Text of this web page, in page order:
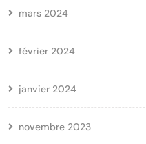
mars 2024
février 2024
janvier 2024
novembre 2023